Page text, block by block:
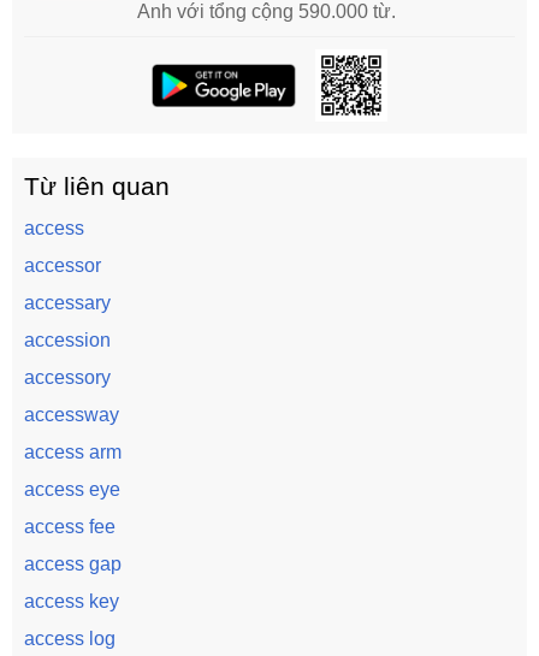
Anh với tổng cộng 590.000 từ.
Từ liên quan
access
accessor
accessary
accession
accessory
accessway
access arm
access eye
access fee
access gap
access key
access log